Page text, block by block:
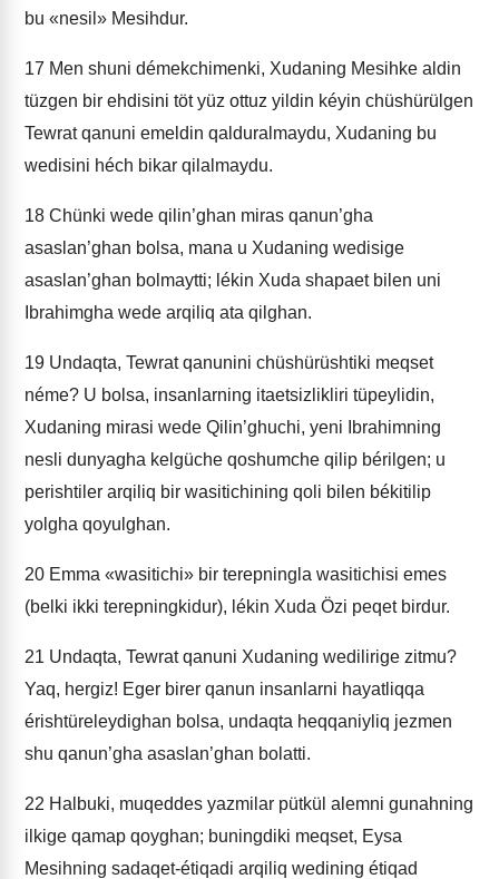
bu «nesil» Mesihdur.
17 Men shuni démekchimenki, Xudaning Mesihke aldin
tüzgen bir ehdisini töt yüz ottuz yildin kéyin chüshürülgen
Tewrat qanuni emeldin qalduralmaydu, Xudaning bu
wedisini héch bikar qilalmaydu.
18 Chünki wede qilin’ghan miras qanun’gha
asaslan’ghan bolsa, mana u Xudaning wedisige
asaslan’ghan bolmaytti; lékin Xuda shapaet bilen uni
Ibrahimgha wede arqiliq ata qilghan.
19 Undaqta, Tewrat qanunini chüshürüshtiki meqset
néme? U bolsa, insanlarning itaetsizlikliri tüpeylidin,
Xudaning mirasi wede Qilin’ghuchi, yeni Ibrahimning
nesli dunyagha kelgüche qoshumche qilip bérilgen; u
perishtiler arqiliq bir wasitichining qoli bilen békitilip
yolgha qoyulghan.
20 Emma «wasitichi» bir terepningla wasitichisi emes
(belki ikki terepningkidur), lékin Xuda Özi peqet birdur.
21 Undaqta, Tewrat qanuni Xudaning wedilirige zitmu?
Yaq, hergiz! Eger birer qanun insanlarni hayatliqqa
érishtüreleydighan bolsa, undaqta heqqaniyliq jezmen
shu qanun’gha asaslan’ghan bolatti.
22 Halbuki, muqeddes yazmilar pütkül alemni gunahning
ilkige qamap qoyghan; buningdiki meqset, Eysa
Mesihning sadaqet-étiqadi arqiliq wedining étiqad